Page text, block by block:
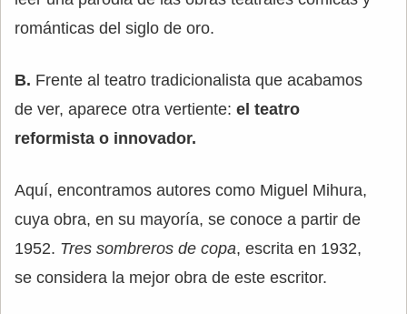
románticas del siglo de oro.
B. Frente al teatro tradicionalista que acabamos
de ver, aparece otra vertiente: el teatro
reformista o innovador.
Aquí, encontramos autores como Miguel Mihura,
cuya obra, en su mayoría, se conoce a partir de
1952. Tres sombreros de copa, escrita en 1932,
se considera la mejor obra de este escritor.